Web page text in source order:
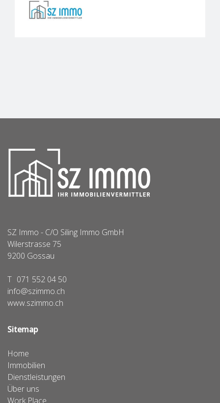
SZ Immo - C/O Siling Immo GmbH
Wilerstrasse 75
9200 Gossau
T 071 552 04 50
info@szimmo.ch
www.szimmo.ch
Sitemap
Home
Immobilien
Dienstleistungen
Über uns
Work Place